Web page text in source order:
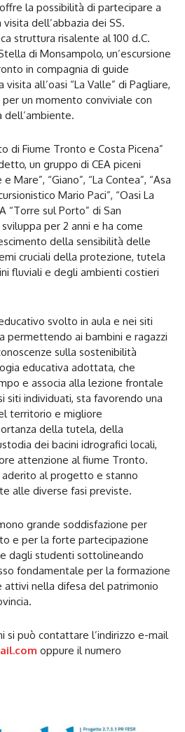
la possibilità di partecipare a
dell’abbazia dei SS.
struttura risalente al 100 d.C.
di Monsampolo, un’escursione
in compagnia di guide
all’oasi “La Valle” di Pagliare,
un momento conviviale con
dell’ambiente.
di Fiume Tronto e Costa Picena”
un gruppo di CEA piceni
Mare”, “Giano”, “La Contea”, “Asa
Mario Paci”, “Oasi La
“Torre sul Porto” di San
per 2 anni e ha come
della sensibilità delle
cruciali della protezione, tutela
fluviali e degli ambienti costieri
svolto in aula e nei siti
permettendo ai bambini e ragazzi
sulla sostenibilità
educativa adottata, che
e associa alla lezione frontale
siti individuati, sta favorendo una
territorio e migliore
della tutela, della
dei bacini idrografici locali,
attenzione al fiume Tronto.
aderito al progetto e stanno
alle diverse fasi previste.
grande soddisfazione per
e per la forte partecipazione
dagli studenti sottolineando
fondamentale per la formazione
attivi nella difesa del patrimonio
si può contattare l’indirizzo e-mail
oppure il numero